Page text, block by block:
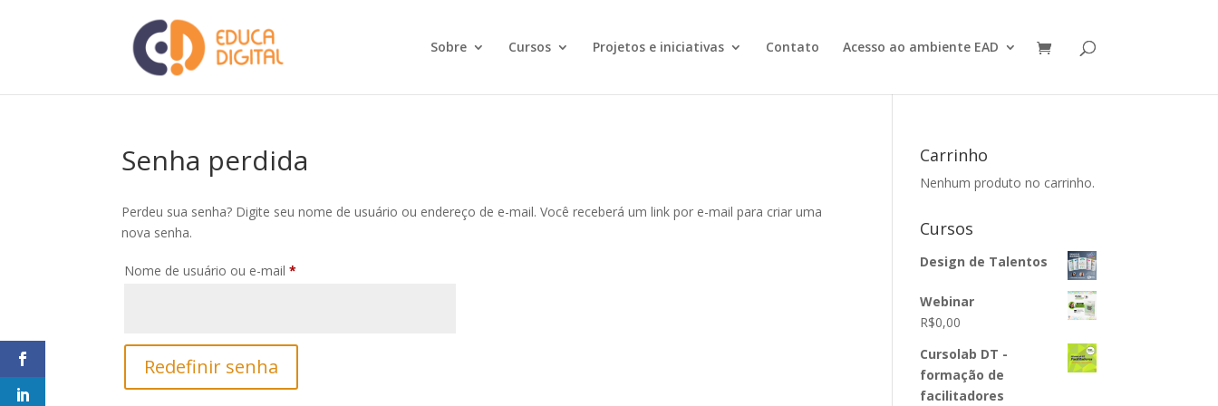
Sobre Cursos Projetos e iniciativas Contato Acesso ao ambiente EAD
Senha perdida
Perdeu sua senha? Digite seu nome de usuário ou endereço de e-mail. Você receberá um link por e-mail para criar uma
nova senha.
Nome de usuário ou e-mail*
Redefinir senha
Carrinho
Nenhum produto no carrinho.
Cursos
Design de Talentos
Webinar
R$0,00
Cursolab DT -
formação de
facilitadores